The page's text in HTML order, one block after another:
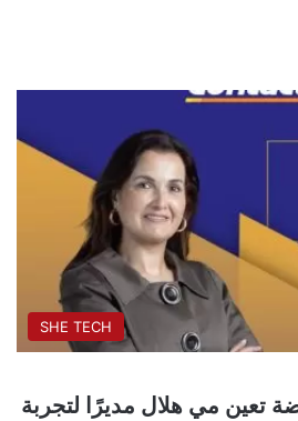
SHE TECH
تعين مي هلال مديرًا لتجربة